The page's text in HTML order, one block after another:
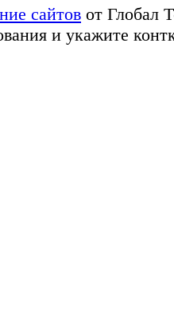
сайтов от Глобал
и укажите